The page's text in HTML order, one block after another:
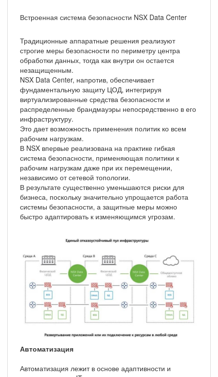
Встроенная система безопасности NSX Data Center
Традиционные аппаратные решения реализуют
строгие меры безопасности по периметру центра
обработки данных, тогда как внутри он остается
незащищенным.
NSX Data Center, напротив, обеспечивает
фундаментальную защиту ЦОД, интегрируя
виртуализированные средства безопасности и
распределенные брандмауэры непосредственно в его
инфраструктуру.
Это дает возможность применения политик ко всем
рабочим нагрузкам.
В NSX впервые реализована на практике гибкая
система безопасности, применяющая политики к
рабочим нагрузкам даже при их перемещении,
независимо от сетевой топологии.
В результате существенно уменьшаются риски для
бизнеса, поскольку значительно упрощается работа
системы безопасности, а защитные меры можно
быстро адаптировать к изменяющимся угрозам.
Автоматизация
Автоматизация лежит в основе адаптивности и